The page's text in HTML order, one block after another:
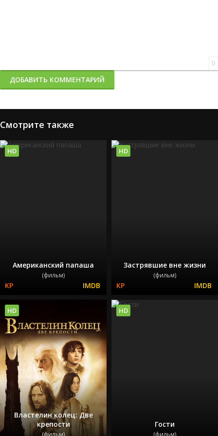
0
ДОБАВИТЬ КОММЕНТАРИЙ
Смотрите также
Американский папаша
(фильм)
HD
Застрявшие вне жизни
(фильм)
HD
Властелин колец: Две
крепости
(фильм)
HD
Гости
(фильм)
HD